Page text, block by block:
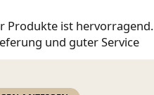
Produkte ist hervorragend.
und guter Service